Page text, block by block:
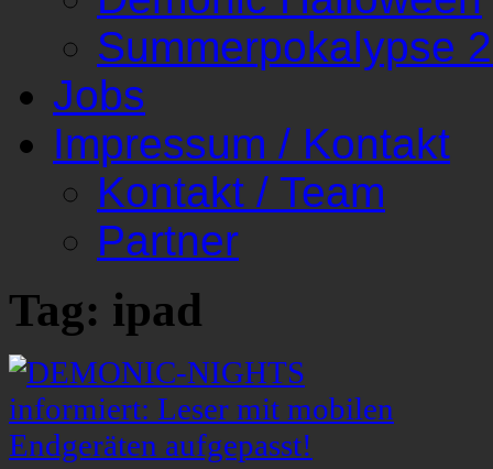
Summerpokalypse
Jobs
Impressum / Kontakt
Kontakt / Team
Partner
Tag: ipad